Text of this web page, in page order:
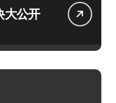
大公开